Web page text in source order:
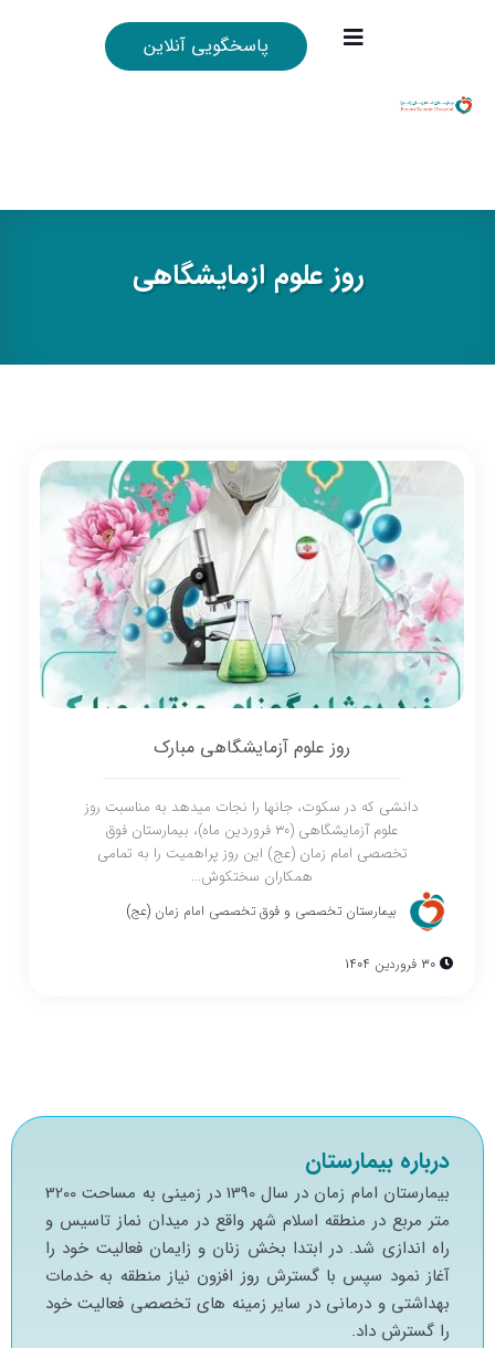
پاسخگویی آنلاین
روز علوم ازمایشگاهی
روز علوم آزمایشگاهی مبارک
دانشی که در سکوت، جانها را نجات میدهد به مناسبت روز
علوم آزمایشگاهی (30 فروردین ماه)، بیمارستان فوق
تخصصی امام زمان (عج) این روز پراهمیت را به تمامی
همکاران سختکوش...
بیمارستان تخصصی و فوق تخصصی امام زمان (عج)
30 فروردین 1404
درباره بیمارستان
بيمارستان امام زمان در سال 1390 در زميني به مساحت 3200
متر مربع در منطقه اسلام شهر واقع در ميدان نماز تاسيس و
راه اندازي شد. در ابتدا بخش زنان و زايمان فعاليت خود را
آغاز نمود سپس با گسترش روز افزون نياز منطقه به خدمات
بهداشتي و درماني در ساير زمينه هاي تخصصي فعاليت خود
را گسترش داد.